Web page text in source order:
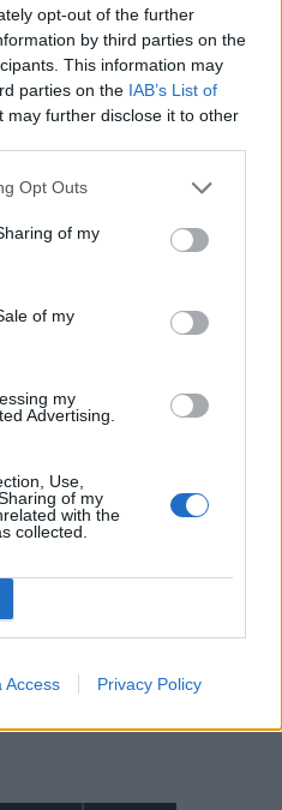
opt-out of the further
by third parties on the
This information may
parties on the IAB’s List of
may further disclose it to other
Opt Outs
of my
of my
my
Advertising.
Use,
of my
with the
collected.
Access Privacy Policy